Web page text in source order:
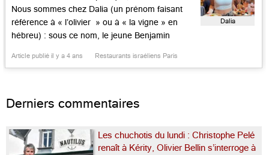
Nous sommes chez Dalia (un prénom faisant
référence à « l’olivier » ou à « la vigne » en
hébreu) : sous ce nom, le jeune Benjamin
son nom. La cheffe Or Bitan, native d’Israël, qui
Article publié il y a 4 ans Restaurants israéliens Paris
Dalia
Derniers commentaires
Les chuchotis du lundi : Christophe Pelé
renaît à Kérity, Olivier Bellin s’interroge à